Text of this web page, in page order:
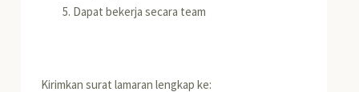
Dapat bekerja secara team
Kirimkan surat lamaran lengkap ke: